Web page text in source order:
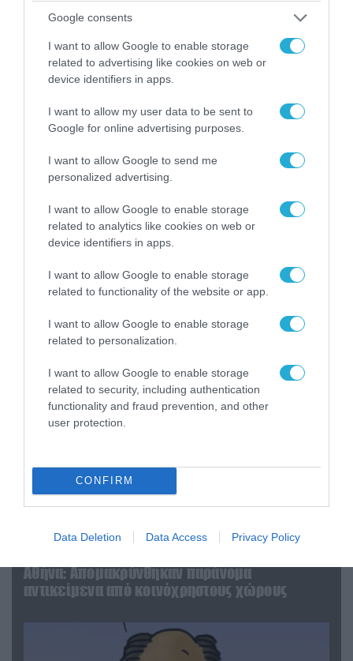
Google consents
I want to allow Google to enable storage
related to advertising like cookies on web or
device identifiers in apps.
I want to allow my user data to be sent to
Google for online advertising purposes.
I want to allow Google to send me
personalized advertising.
I want to allow Google to enable storage
related to analytics like cookies on web or
device identifiers in apps.
I want to allow Google to enable storage
related to functionality of the website or app.
I want to allow Google to enable storage
related to personalization.
I want to allow Google to enable storage
related to security, including authentication
functionality and fraud prevention, and other
user protection.
CONFIRM
Data Deletion Data Access Privacy Policy
Οι ρωσικές δυνάμεις απέχουν μόλις 5 χλμ.
ΠΟΛΙΤΙΚΗ
06.08.2026 | 14:02
Αθήνα: Απομακρύνθηκαν παράνομα
αντικείμενα από κοινόχρηστους χώρους